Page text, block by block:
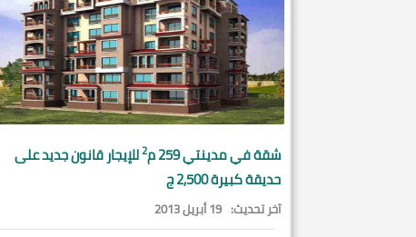
شقة فيمدينتي259 م 2للإيجار قانون جديد على
حديقة كبيرة 2,500 ج
آخر تحديث: 19 أبريل 2013